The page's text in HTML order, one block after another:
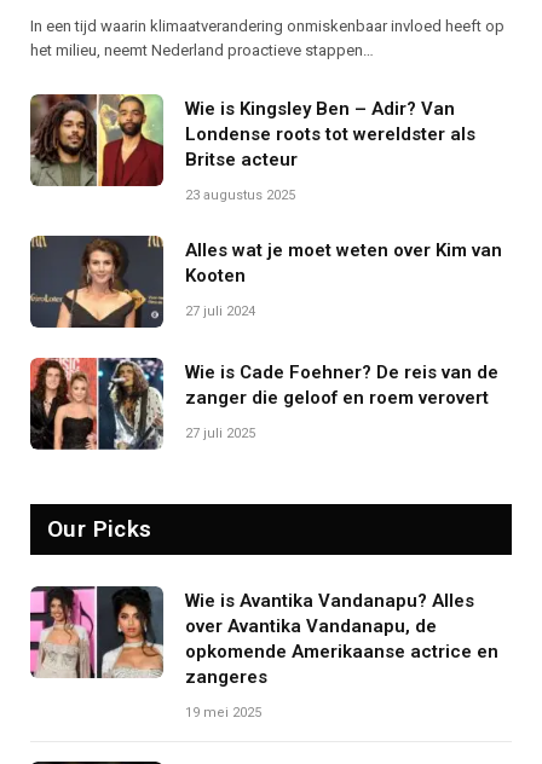
In een tijd waarin klimaatverandering onmiskenbaar invloed heeft op
het milieu, neemt Nederland proactieve stappen…
Wie is Kingsley Ben – Adir? Van
Londense roots tot wereldster als
Britse acteur
23 augustus 2025
Alles wat je moet weten over Kim van
Kooten
27 juli 2024
Wie is Cade Foehner? De reis van de
zanger die geloof en roem verovert
27 juli 2025
Our Picks
Wie is Avantika Vandanapu? Alles
over Avantika Vandanapu, de
opkomende Amerikaanse actrice en
zangeres
19 mei 2025